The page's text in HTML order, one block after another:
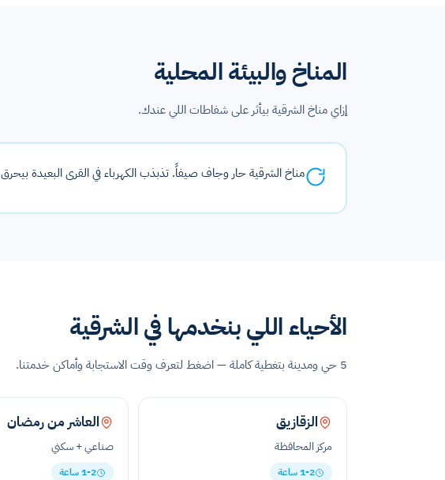
المناخ والبيئة المحلية
إزاي مناخ الشرقية بيأثر على شفاطات اللي عندك.
مناخ الشرقية حار وجاف صيفاً. تذبذب الكهرباء في القرى البعيدة بيحرق Motors. الأتربة الزراعية بتدخل Exhaust Vents بسرعة.
الأحياء اللي بنخدمها في الشرقية
5 حي ومدينة بتغطية كاملة — اضغط لتعرف وقت الاستجابة وأماكن خدمتنا.
الزقازيق
مركز المحافظة
1-2 ساعة
العاشر من رمضان
صناعي + سكني
1-2 ساعة